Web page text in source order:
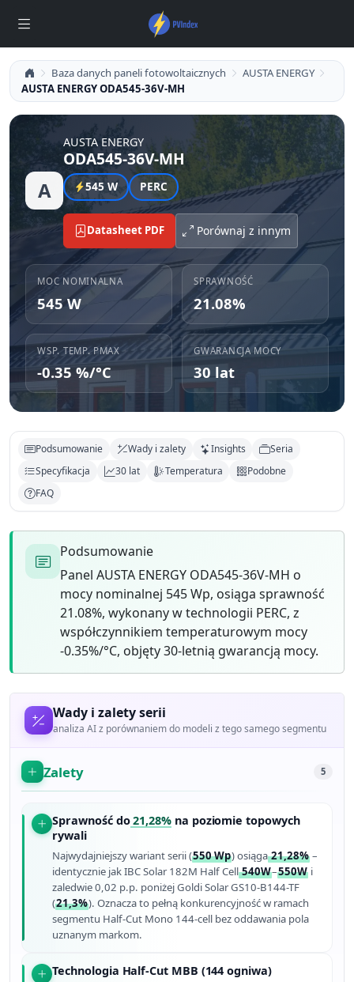
Baza danych paneli fotowoltaicznych
AUSTA ENERGY
AUSTA ENERGY ODA545-36V-MH
A
AUSTA ENERGY
ODA545-36V-MH
545 W PERC
Datasheet PDF Porównaj z innym
MOC NOMINALNA
545 W
SPRAWNOŚĆ
21.08%
WSP. TEMP. PMAX
-0.35 %/°C
GWARANCJA MOCY
30 lat
Podsumowanie Wady i zalety Insights
Seria
Specyfikacja
30 lat Temperatura
Podobne
FAQ
Podsumowanie
Panel AUSTA ENERGY ODA545-36V-MH o
mocy nominalnej 545 Wp, osiąga sprawność
21.08%, wykonany w technologii PERC, z
współczynnikiem temperaturowym mocy
-0.35%/°C, objęty 30-letnią gwarancją mocy.
Wady i zalety serii
analiza AI z porównaniem do modeli z tego samego segmentu
Zalety 5
Sprawność do21,28% na poziomie topowych
rywali
Najwydajniejszy wariant serii (550 Wp) osiąga21,28% –
identycznie jak IBC Solar 182M Half Cell540W–550W i
zaledwie 0,02 p.p. poniżej Goldi Solar GS10-B144-TF
(21,3%). Oznacza to pełną konkurencyjność w ramach
segmentu Half-Cut Mono 144-cell bez oddawania pola
uznanym markom.
Technologia Half-Cut MBB (144 ogniwa)